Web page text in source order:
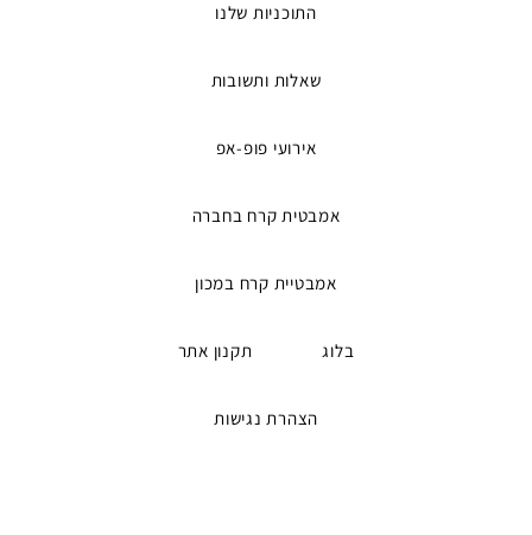
התוכניות שלנו
שאלות ותשובות
אירועי פופ-אפ
אמבטית קרח בחברה
אמבטיית קרח במכון
בלוג תקנון אתר
הצהרת נגישות